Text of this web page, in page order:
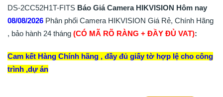
DS-2CC52H1T-FITS Báo Giá Camera HIKVISION Hôm nay
08/08/2026 Phân phối Camera HIKVISION Giá Rẻ, Chính Hãng
, bảo hành 24 tháng (CÓ MÃ RÕ RÀNG + ĐẦY ĐỦ VAT):
Cam kết Hàng Chính hãng , đầy đủ giấy tờ hợp lệ cho công
trình ,dự án